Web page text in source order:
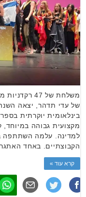
של עדי תדהר, יצאה
מקצועית גבוהה במיוחד,
למדינה. עלמה השתתפה
הקבוצתיים. באחד
קרא עוד »